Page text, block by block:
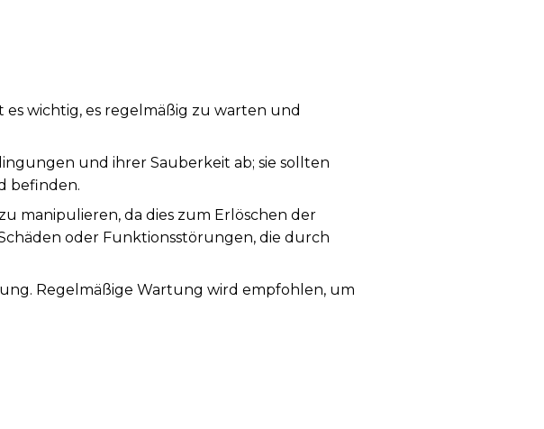
wichtig, es regelmäßig zu warten und
und ihrer Sauberkeit ab; sie sollten
befinden.
manipulieren, da dies zum Erlöschen der
oder Funktionsstörungen, die durch
Regelmäßige Wartung wird empfohlen, um